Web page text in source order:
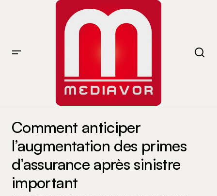
Comment anticiper
l’augmentation des primes
d’assurance après sinistre
important